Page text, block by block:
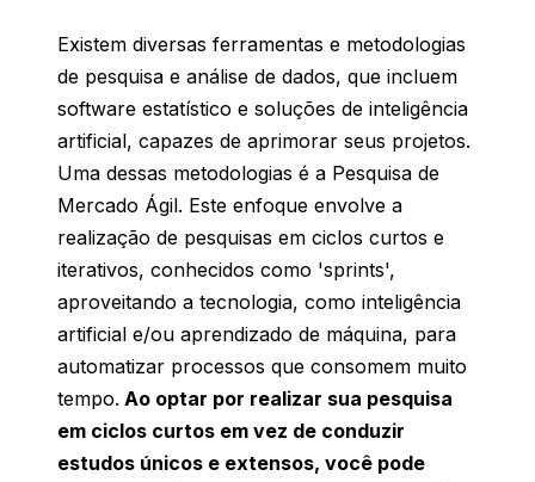
Existem diversas ferramentas e metodologias
de pesquisa e análise de dados, que incluem
software estatístico e soluções de inteligência
artificial, capazes de aprimorar seus projetos.
Uma dessas metodologias é a Pesquisa de
Mercado Ágil. Este enfoque envolve a
realização de pesquisas em ciclos curtos e
iterativos, conhecidos como 'sprints',
aproveitando a tecnologia, como inteligência
artificial e/ou aprendizado de máquina, para
automatizar processos que consomem muito
tempo. Ao optar por realizar sua pesquisa
em ciclos curtos em vez de conduzir
estudos únicos e extensos, você pode